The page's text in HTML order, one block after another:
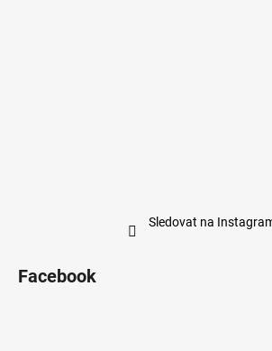
Sledovat na
Facebook